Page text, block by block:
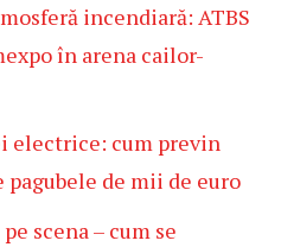
incendiară: ATBS
în arena cailor-
electrice: cum previn
de mii de euro
scena – cum se